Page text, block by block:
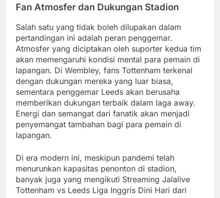
Fan Atmosfer dan Dukungan Stadion
Salah satu yang tidak boleh dilupakan dalam
pertandingan ini adalah peran penggemar.
Atmosfer yang diciptakan oleh suporter kedua tim
akan memengaruhi kondisi mental para pemain di
lapangan. Di Wembley, fans Tottenham terkenal
dengan dukungan mereka yang luar biasa,
sementara penggemar Leeds akan berusaha
memberikan dukungan terbaik dalam laga away.
Energi dan semangat dari fanatik akan menjadi
penyemangat tambahan bagi para pemain di
lapangan.
Di era modern ini, meskipun pandemi telah
menurunkan kapasitas penonton di stadion,
banyak juga yang mengikuti Streaming Jalalive
Tottenham vs Leeds Liga Inggris Dini Hari dari